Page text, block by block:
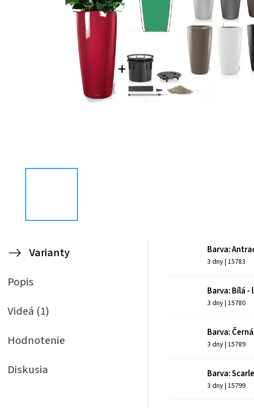
Varianty
Popis
Videá (1)
Hodnotenie
Diskusia
Barva:
3 dny| 15783
Barva: Bílá -
3 dny| 15780
Barva: Černá
3 dny| 15789
Barva:
3 dny| 15799